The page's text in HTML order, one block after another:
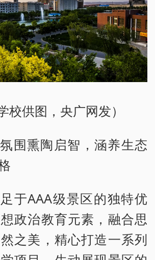
校供图，央广网发）
围熏陶启智，涵养生态
于AAA级景区的独特优
政治教育元素，融合思
之美，精心打造一系列